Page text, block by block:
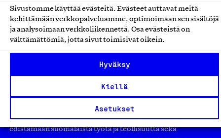
Sivustomme käyttää evästeitä. Evästeet auttavat meitä
kehittämään verkkopalveluamme, optimoimaan sen sisältöjä
ja analysoimaan verkkoliikennettä. Osa evästeistä on
välttämättömiä, jotta sivut toimisivat oikein.
Hyväksy
Kiellä
Asetukset
Olemme jäsentemme omistama puolueeton,
Jäseninämme on koko suomalaisen yhteiskunnan kirjo
edistämään suomalaista työtä ja teollisuutta sekä